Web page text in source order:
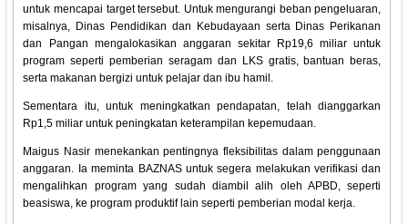
untuk mencapai target tersebut. Untuk mengurangi beban pengeluaran,
misalnya, Dinas Pendidikan dan Kebudayaan serta Dinas Perikanan
dan Pangan mengalokasikan anggaran sekitar Rp19,6 miliar untuk
program seperti pemberian seragam dan LKS gratis, bantuan beras,
serta makanan bergizi untuk pelajar dan ibu hamil.
Sementara itu, untuk meningkatkan pendapatan, telah dianggarkan
Rp1,5 miliar untuk peningkatan keterampilan kepemudaan.
Maigus Nasir menekankan pentingnya fleksibilitas dalam penggunaan
anggaran. Ia meminta BAZNAS untuk segera melakukan verifikasi dan
mengalihkan program yang sudah diambil alih oleh APBD, seperti
beasiswa, ke program produktif lain seperti pemberian modal kerja.